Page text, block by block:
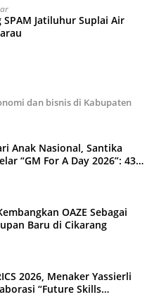
SPAM Jatiluhur Suplai Air
dan bisnis di Kabupaten
Anak Nasional, Santika
“GM For A Day 2026”: 43
OAZE Sebagai
Baru di Cikarang
2026, Menaker Yassierli
“Future Skills